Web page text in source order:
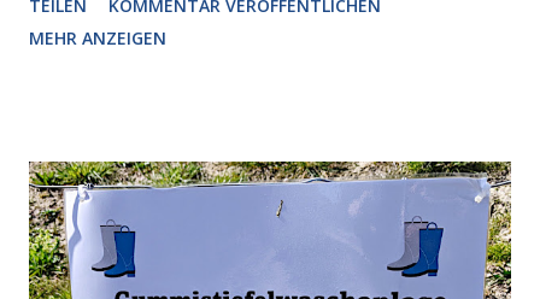
radikalisierte, weil sie ohnehin kurz vor dem Austausch
stand. Das ist sogar recht logisch, aber nicht, um den
unauffälliger machen muss, damit die KI rechtslastig
argumentiert. So wird jetzt berichtet, dass der neue Grok
bei diversen Anfragen zu kontroversen Themen auf dem
Weg zu einer Antwort erst einmal Elons eigene Sicht der
TEILEN
KOMMENTAR VERÖFFENTLICHEN
MEHR ANZEIGEN